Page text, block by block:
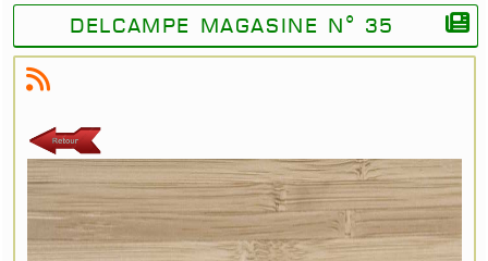
Delcampe magasine N° 35